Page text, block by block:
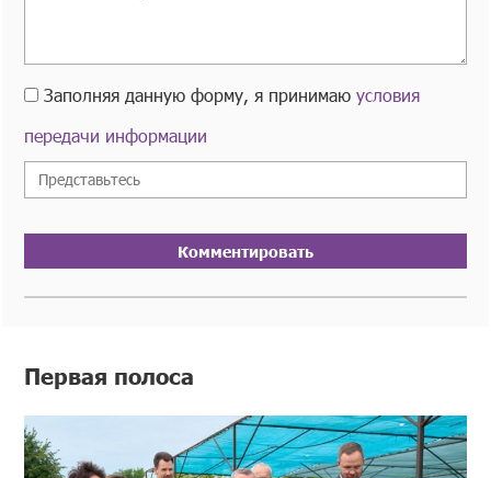
Заполняя данную форму, я принимаюусловия
передачи информации
Комментировать
Первая полоса